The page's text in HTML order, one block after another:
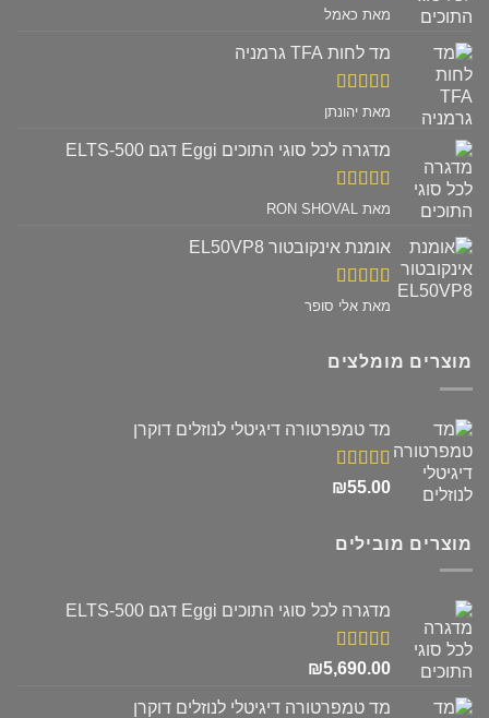
דורג 5מתוך
מאת כאמל
מד לחות TFA גרמניה
דורג 5מתוך
מאת יהונתן
מדגרה לכל סוגי התוכים Eggi דגם ELTS-500
דורג 5מתוך
מאת RON SHOVAL
אומנת אינקובטור EL50VP8
דורג 5מתוך
מאת אלי סופר
מוצרים מומלצים
מד טמפרטורה דיגיטלי לנוזלים דוקרן
דורג5.00
₪55.00
מוצרים מובילים
מדגרה לכל סוגי התוכים Eggi דגם ELTS-500
דורג5.00
₪5,690.00
מד טמפרטורה דיגיטלי לנוזלים דוקרן